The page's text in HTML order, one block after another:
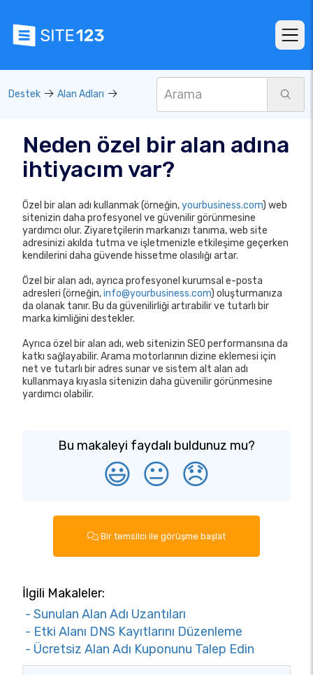
Destek Alan Adları
Neden özel bir alan adına
ihtiyacım var?
Özel bir alan adı kullanmak (örneğin,yourbusiness.com) web
sitenizin daha profesyonel ve güvenilir görünmesine
yardımcı olur. Ziyaretçilerin markanızı tanıma, web site
adresinizi akılda tutma ve işletmenizle etkileşime geçerken
kendilerini daha güvende hissetme olasılığı artar.
Özel bir alan adı, ayrıca profesyonel kurumsal e-posta
adresleri (örneğin,info@yourbusiness.com) oluşturmanıza
da olanak tanır. Bu da güvenilirliği artırabilir ve tutarlı bir
marka kimliğini destekler.
Ayrıca özel bir alan adı, web sitenizin SEO performansına da
katkı sağlayabilir. Arama motorlarının dizine eklemesi için
net ve tutarlı bir adres sunar ve sistem alt alan adı
kullanmaya kıyasla sitenizin daha güvenilir görünmesine
yardımcı olabilir.
Bu makaleyi faydalı buldunuz mu?
😃 😐 😞
Bir temsilci ile görüşme başlat
İlgili Makaleler:
- Sunulan Alan Adı Uzantıları
- Etki Alanı DNS Kayıtlarını Düzenleme
- Ücretsiz Alan Adı Kuponunu Talep Edin